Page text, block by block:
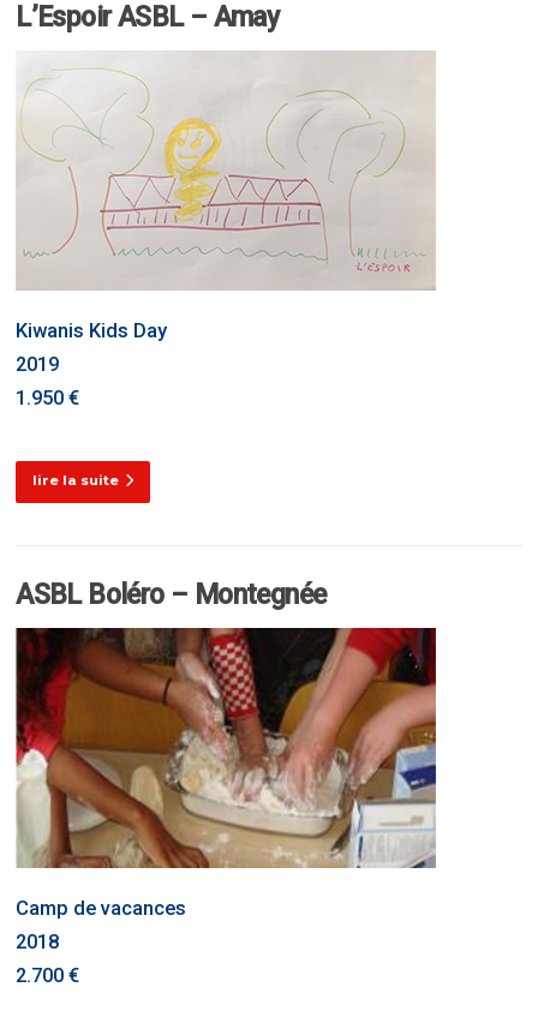
L’Espoir ASBL – Amay
Kiwanis Kids Day
2019
1.950 €
lire la suite
ASBL Boléro – Montegnée
Camp de vacances
2018
2.700 €